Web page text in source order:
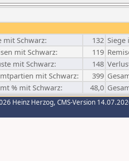
mit Schwarz: 132 Siege
mit Schwarz: 119
mit Schwarz: 148
mit Schwarz: 399
% mit Schwarz: 48,0
Heinz Herzog, CMS-Version